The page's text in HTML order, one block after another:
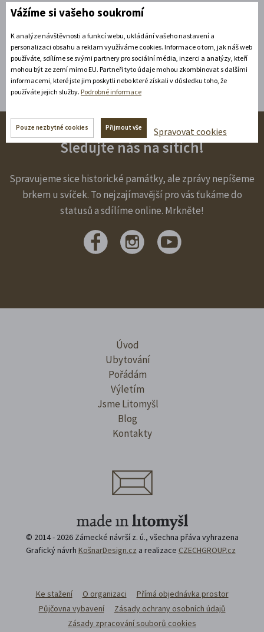
+420739337992(Po-Pá: 8-17 hod.)
Poslat dotaz
Sledujte nás na sítích!
Spravujeme sice historické památky, ale zprávy nepíšeme
brkem u svíček. To nejzajímavější pro vás ťukáme do
statusů a sdílíme online. Mrkněte!
Úvod
Ubytování
Pořádám
Výletím
Jsme Litomyšl
Blog
Kontakty
© 2014 - 2026 Zámecké návrší z. ú., všechna přáva vyhrazena
Grafický návrh KošnarDesign.cz a realizace CZECHGROUP.cz
Ke stažení O organizaci
Přímá objednávka prostor
Půjčovna vybavení
Zásady ochrany osobních údajů
Zásady zpracování souborů cookies
Vážíme si vašeho soukromí
K analýze návštěvnosti a funkcí webu, ukládání vašeho nastavení a
personalizaci obsahu a reklam využíváme cookies. Informace o tom, jak náš web
používáte, sdílíme se svými partnery pro sociální média, inzerci a analýzy, kteří
mohou být ze zemí mimo EU. Partneři tyto údaje mohou zkombinovat s dalšími
informacemi, které jste jim poskytli nebo které získali v důsledku toho, že
používáte jejich služby. Podrobné informace
Pouze nezbytné cookies Přijmout vše Spravovat cookies